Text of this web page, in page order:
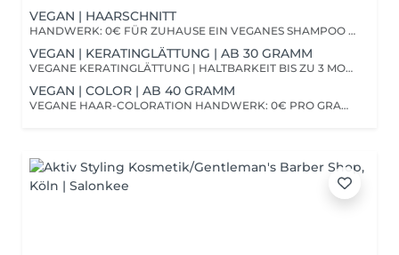
VEGAN | HAARSCHNITT
HANDWERK: 0€ FÜR ZUHAUSE EIN VEGANES SHAMPOO (250ml) DAMIT DIE QUALITÄT NICHT IM SALON AUFHÖRT 50,50€
VEGAN | KERATINGLÄTTUNG | AB 30 GRAMM
VEGANE KERATINGLÄTTUNG | HALTBARKEIT BIS ZU 3 MONATE HANDWERK: 0€ PRO GRAMM ZAHLST DU 5€ | AB 30 GRAMM BUCHBAR | WIRD GRAMMGENAU BERECHNET HALTBARKEIT 3- 4 MONATE
VEGAN | COLOR | AB 40 GRAMM
VEGANE HAAR-COLORATION HANDWERK: 0€ PRO GRAMM ZAHLST DU 1.10€ | AB 40 GRAMM BUCHBAR | WIRD GRAMMGENAU BERECHNET